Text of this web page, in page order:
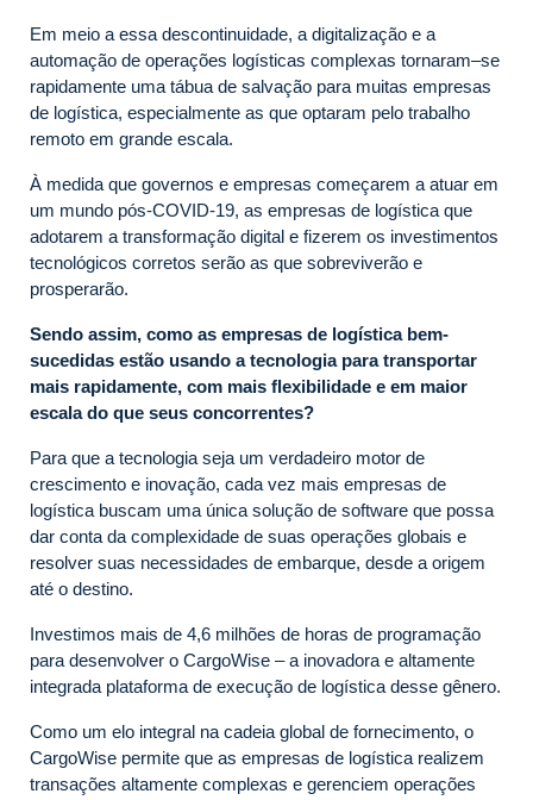
Em meio a essa descontinuidade, a digitalização e a
automação de operações logísticas complexas tornaram–se
rapidamente uma tábua de salvação para muitas empresas
de logística, especialmente as que optaram pelo trabalho
remoto em grande escala.
À medida que governos e empresas começarem a atuar em
um mundo pós-COVID-19, as empresas de logística que
adotarem a transformação digital e fizerem os investimentos
tecnológicos corretos serão as que sobreviverão e
prosperarão.
Sendo assim, como as empresas de logística bem-
sucedidas estão usando a tecnologia para transportar
mais rapidamente, com mais flexibilidade e em maior
escala do que seus concorrentes?
Para que a tecnologia seja um verdadeiro motor de
crescimento e inovação, cada vez mais empresas de
logística buscam uma única solução de software que possa
dar conta da complexidade de suas operações globais e
resolver suas necessidades de embarque, desde a origem
até o destino.
Investimos mais de 4,6 milhões de horas de programação
para desenvolver o CargoWise – a inovadora e altamente
integrada plataforma de execução de logística desse gênero.
Como um elo integral na cadeia global de fornecimento, o
CargoWise permite que as empresas de logística realizem
transações altamente complexas e gerenciem operações